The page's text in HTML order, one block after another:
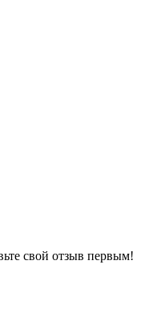
свой отзыв первым!